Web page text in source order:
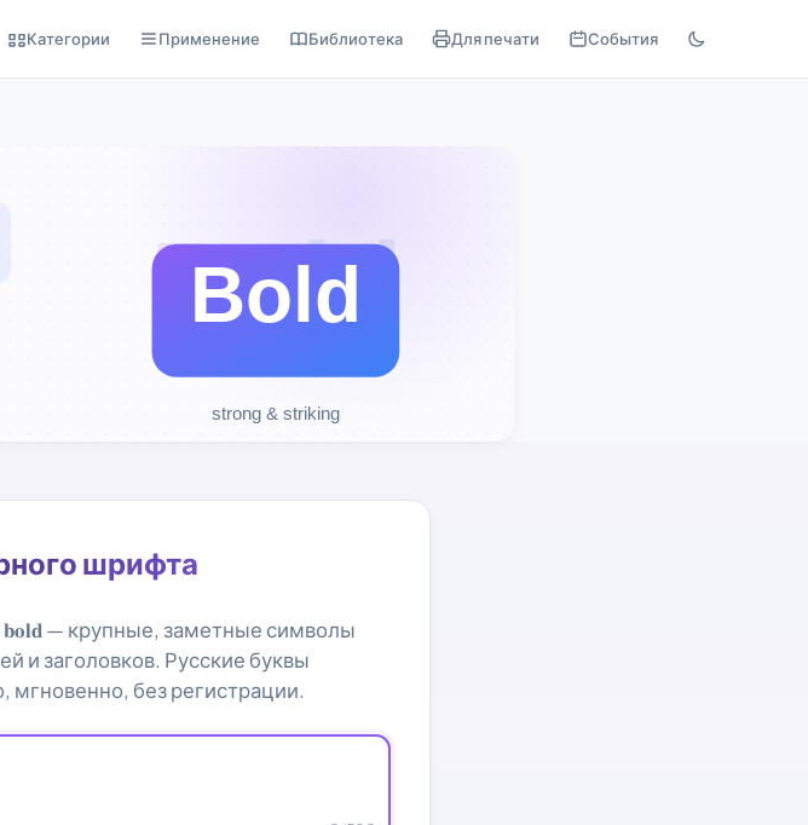
Категории Применение Библиотека Для печати События
шрифта
𝐛𝐨𝐥𝐝 — крупные, заметные символы
и заголовков. Русские буквы
мгновенно, без регистрации.